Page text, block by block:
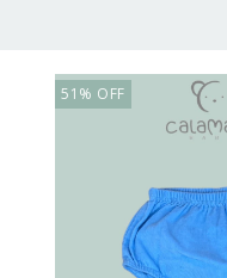
51 % OFF